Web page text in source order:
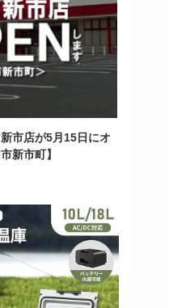
市店が5月15日にオ
新市町】